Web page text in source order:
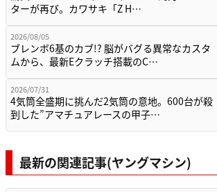
ターが再び。カワサキ「Z H…
2026/08/05
ブレンボ6基のカブ!? 脳がバグる異常なカスタ
ムから、最新Eクラッチ搭載のC…
2026/07/31
4気筒全盛期に挑んだ2気筒の意地。600台が殺
到した”アマチュアレースの甲子…
最新の関連記事(ヤングマシン)